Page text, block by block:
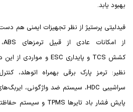
بهبود یابد.
فیدلیتی پرستیژ از نظر تجهیزات ایمنی هم
از امکانات عادی از قبیل ترمزهای ABS،
کشش TCS و پایداری ESC و مواردی از
نظیر: ترمز پارک برقی بهمراه اتوهلد،
سراشیبی HDC، سیستم ضد واژگونی،
پایش فشار باد تایرها TPMS و سیستم